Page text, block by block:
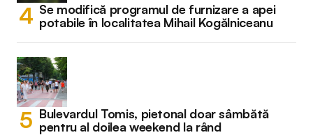
Se modifică programul de furnizare a apei
potabile în localitatea Mihail Kogălniceanu
Bulevardul Tomis, pietonal doar sâmbătă
pentru al doilea weekend la rând